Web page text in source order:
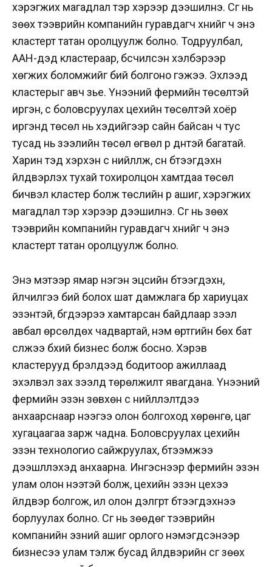
хэрэгжих магадлал тэр хэрээр дээшилнэ. Сүүг нь
зөөх тээврийн компанийн гуравдагч хүнийг ч энэ
кластерт татан оролцуулж болно. Тодруулбал,
ААН-үүдэд кластераар, бүсчилсэн хэлбэрээр
хөгжих боломжийг бий болгоно гэжээ. Эхлээд
кластерыг авч үзье. Үнээний фермийн төсөлтэй
иргэн, сүү боловсруулах цехийн төсөлтэй хоёр
иргэнд төсөл нь хэдийгээр сайн байсан ч тус
тусад нь зээлийн төсөл өгвөл үр дүнтэй багатай.
Харин тэд хэрхэн сүү нийлүүлж, сүүн бүтээгдэхүүн
үйлдвэрлэх тухай тохиролцон хамтдаа төсөл
бичвэл кластер болж төслийн үр ашиг, хэрэгжих
магадлал тэр хэрээр дээшилнэ. Сүүг нь зөөх
тээврийн компанийн гуравдагч хүнийг ч энэ
кластерт татан оролцуулж болно.
Энэ мэтээр ямар нэгэн эцсийн бүтээгдэхүүн,
үйлчилгээ бий болох шат дамжлага бүр хариуцах
эзэнтэй, бүгдээрээ хамтарсан байдлаар зээл
авбал өрсөлдөх чадвартай, нэмүү өртгийн бөх бат
сүлжээ бүхий бизнес болж босно. Хэрэв
кластерууд бүрэлдээд бодитоор ажиллаад
эхэлвэл зах зээлд төрөлжилт явагдана. Үнээний
фермийн эзэн зөвхөн сүү нийлүүлэлтдээ
анхаарснаар үнээгээ олон болгоход хөрөнгө, цаг
хугацаагаа зарж чадна. Боловсруулах цехийн
эзэн технологио сайжруулах, бүтээмжээ
дээшлүүлэхэд анхаарна. Ингэснээр фермийн эзэн
улам олон үнээтэй болж, цехийн эзэн цехээ
үйлдвэр болгож, илүү олон дэлгүүрт бүтээгдэхүүнээ
борлуулах болно. Сүүг нь зөөдөг тээврийн
компанийн эзний ашиг орлого нэмэгдсэнээр
бизнесээ улам тэлж бусад үйлдвэрийн сүүг зөөх